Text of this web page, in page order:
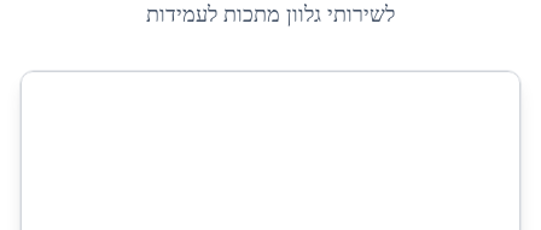
לשירותי גלוון מתכות לעמידות